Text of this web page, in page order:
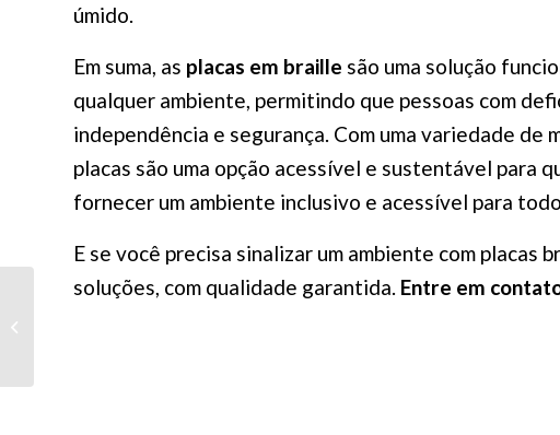
úmido.
Em suma, as placas em braille são uma solução
qualquer ambiente, permitindo que pessoas com
independência e segurança. Com uma variedade
placas são uma opção acessível e sustentável para
fornecer um ambiente inclusivo e acessível para
E se você precisa sinalizar um ambiente com placas
soluções, com qualidade garantida. Entre em
Como as barras de